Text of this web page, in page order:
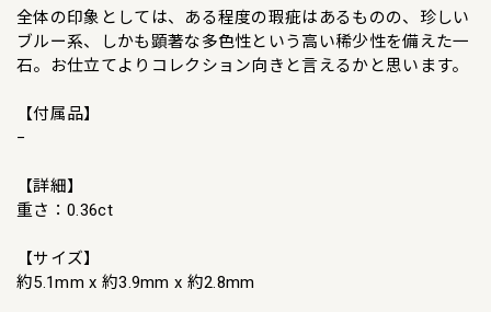
全体の印象としては、ある程度の瑕疵はあるものの、珍しい
ブルー系、しかも顕著な多色性という高い稀少性を備えた一
石。お仕立てよりコレクション向きと言えるかと思います。
【付属品】
−
【詳細】
重さ：0.36ct
【サイズ】
約5.1mm x 約3.9mm x 約2.8mm